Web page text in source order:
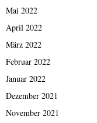
Mai 2022
April 2022
März 2022
Februar 2022
Januar 2022
Dezember 2021
November 2021